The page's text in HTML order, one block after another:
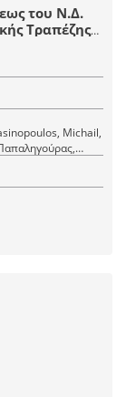
του Ν.Δ.
Τραπέζης
διατάξεων
Michail,